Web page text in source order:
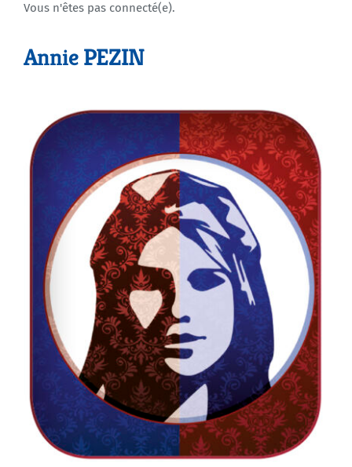
Agenda
Vous n'êtes pas connecté(e).
Annie PEZIN